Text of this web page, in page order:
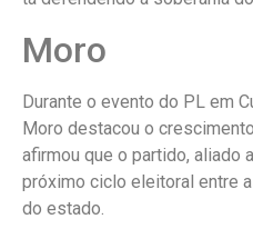
Moro
Durante o evento do PL em
Moro destacou o
afirmou que o partido, aliado
próximo ciclo eleitoral entre
do estado.